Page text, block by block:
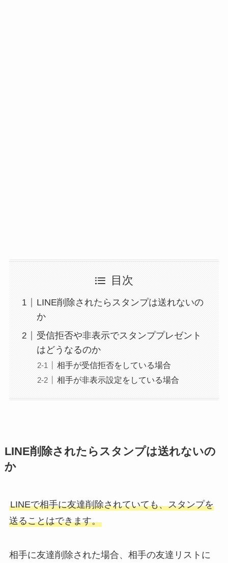
目次
LINE削除されたらスタンプは送れないの
か
受信拒否や非表示でスタンププレゼント
はどうなるのか
相手が受信拒否をしている場合
相手が非表示設定をしている場合
LINE削除されたらスタンプは送れないの
か
LINEで相手に友達削除されていても、スタンプを
送ることはできます。
相手に友達削除された場合、相手の友達リストに